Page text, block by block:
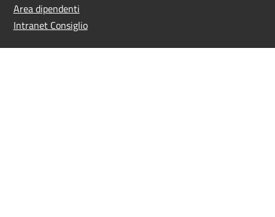
Area dipendenti
Intranet Consiglio